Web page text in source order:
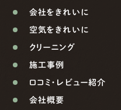
会社をきれいに
空気をきれいに
クリーニング
施工事例
口コミ・レビュー紹介
会社概要